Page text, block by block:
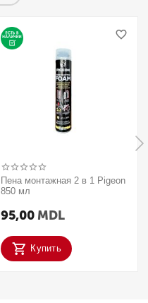
Пена монтажная 2 в 1 Pigeon
850 мл
95,00 MDL
Купить